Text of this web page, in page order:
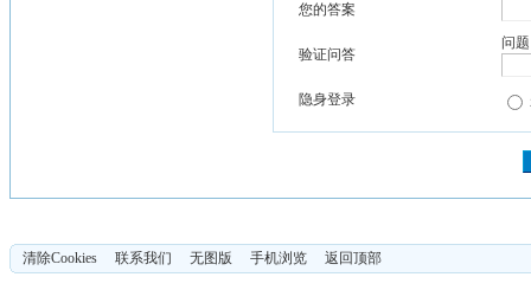
您的答案
验证问答
问
隐身登录
清除Cookies 联系我们 无图版 手机浏览 返回顶部